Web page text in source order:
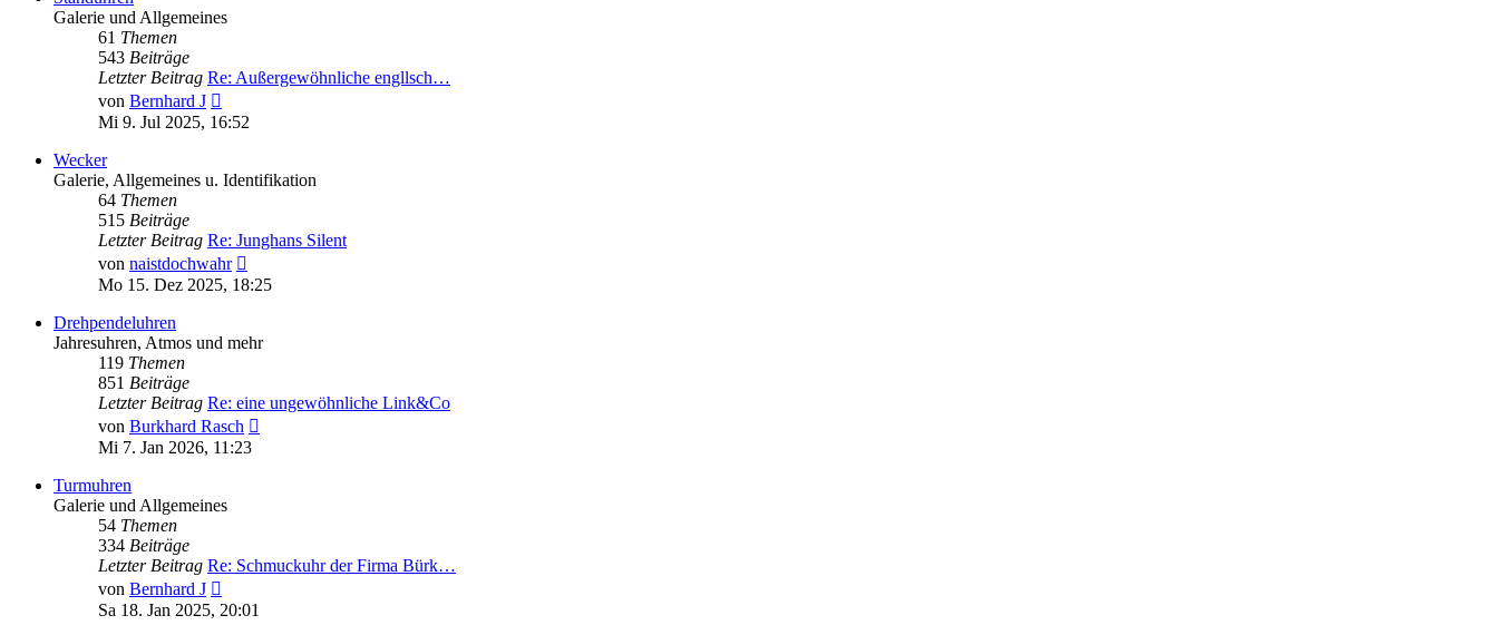
Galerie und Allgemeines
61 Themen
543 Beiträge
Letzter Beitrag Re: Außergewöhnliche engllsch…
von Bernhard J
Beitrag
Mi 9. Jul 2025, 16:52
Wecker
Galerie, Allgemeines u. Identifikation
64 Themen
515 Beiträge
Letzter Beitrag Re: Junghans Silent
von naistdochwahr
Beitrag
Mo 15. Dez 2025, 18:25
Drehpendeluhren
Jahresuhren, Atmos und mehr
119 Themen
851 Beiträge
Letzter Beitrag Re: eine ungewöhnliche Link&Co
von Burkhard Rasch
Mi 7. Jan 2026, 11:23
Turmuhren
Galerie und Allgemeines
54 Themen
334 Beiträge
Letzter Beitrag Re: Schmuckuhr der Firma Bürk…
von Bernhard J
Beitrag
Sa 18. Jan 2025, 20:01